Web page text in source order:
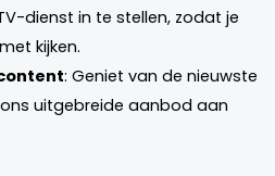
dienst in te stellen, zodat je
kijken.
: Geniet van de nieuwste
uitgebreide aanbod aan